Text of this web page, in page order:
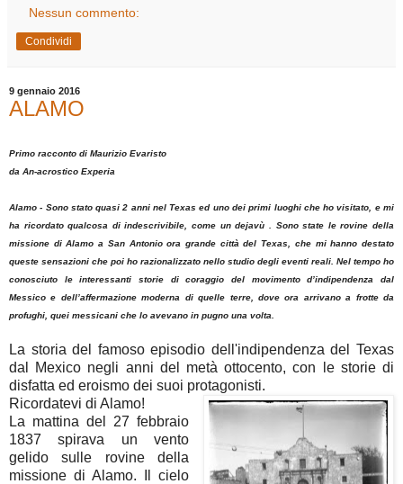
Nessun commento:
Condividi
9 gennaio 2016
ALAMO
Primo racconto di Maurizio Evaristo
da An-acrostico Experia
Alamo - Sono stato quasi 2 anni nel Texas ed uno dei primi luoghi che ho visitato, e mi
ha ricordato qualcosa di indescrivibile, come un dejavù . Sono state le rovine della
missione di Alamo a San Antonio ora grande città del Texas, che mi hanno destato
queste sensazioni che poi ho razionalizzato nello studio degli eventi reali. Nel tempo ho
conosciuto le interessanti storie di coraggio del movimento d’indipendenza dal
Messico e dell’affermazione moderna di quelle terre, dove ora arrivano a frotte da
profughi, quei messicani che lo avevano in pugno una volta.
La storia del famoso episodio dell'indipendenza del Texas
dal Mexico negli anni del metà ottocento, con le storie di
disfatta ed eroismo dei suoi protagonisti.
Ricordatevi di Alamo!
La mattina del 27 febbraio
1837 spirava un vento
gelido sulle rovine della
missione di Alamo. Il cielo